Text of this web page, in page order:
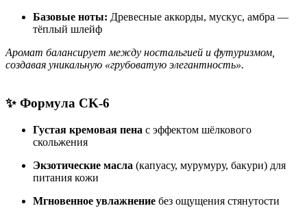
Базовые ноты: Древесные аккорды, мускус, амбра —
тёплый шлейф
Аромат балансирует между ностальгией и футуризмом,
создавая уникальную «грубоватую элегантность».
✨ Формула CK-6
Густая кремовая пена с эффектом шёлкового
скольжения
Экзотические масла (капуасу, мурумуру, бакури) для
питания кожи
Мгновенное увлажнение без ощущения стянутости